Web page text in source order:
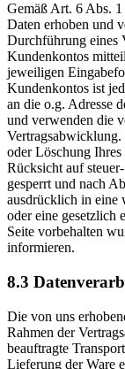
Gemäß Art. 6 Abs.
Daten erhoben und
Durchführung eines
Kundenkontos
jeweiligen
Kundenkontos ist
an die o.g. Adresse
und verwenden die
oder Löschung
Rücksicht auf
gesperrt und nach
ausdrücklich in eine
oder eine gesetzlich
Seite vorbehalten
informieren.
8.3
Die von uns
Rahmen der
beauftragte
Lieferung der Ware